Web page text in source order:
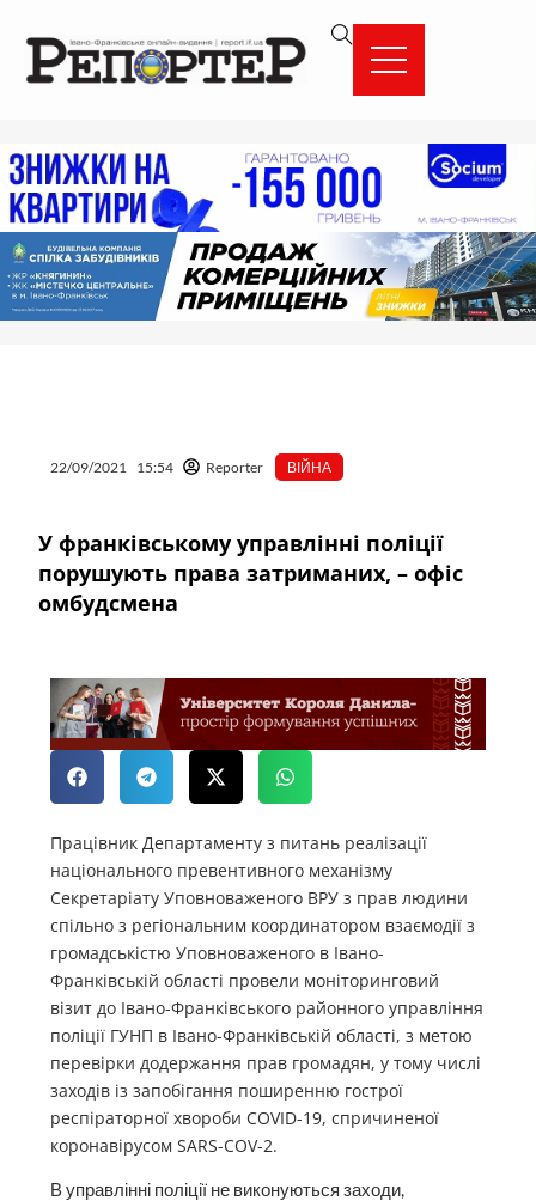
вмісту
22/09/2021 15:54 Reporter ВІЙНА
У франківському управлінні поліції
порушують права затриманих, – офіс
омбудсмена
Працівник Департаменту з питань реалізації
національного превентивного механізму
Секретаріату Уповноваженого ВРУ з прав людини
спільно з регіональним координатором взаємодії з
громадськістю Уповноваженого в Івано-
Франківській області провели моніторинговий
візит до Івано-Франківського районного управління
поліції ГУНП в Івано-Франківській області, з метою
перевірки додержання прав громадян, у тому числі
заходів із запобігання поширенню гострої
респіраторної хвороби COVID-19, спричиненої
коронавірусом SARS-COV-2.
В управлінні поліції не виконуються заходи,